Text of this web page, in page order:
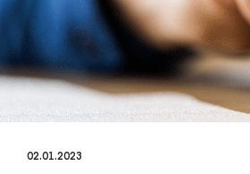
02.01.2023